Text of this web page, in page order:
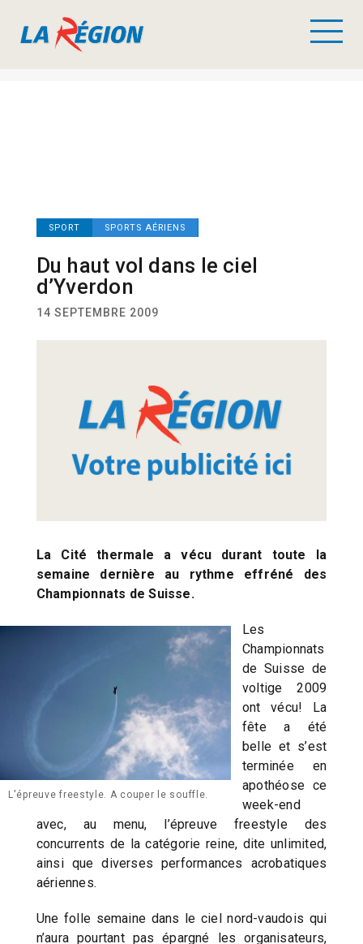
SPORT SPORTS AÉRIENS
Du haut vol dans le ciel
d’Yverdon
14 SEPTEMBRE 2009
La Cité thermale a vécu durant toute la
semaine dernière au rythme effréné des
Championnats de Suisse.
L'épreuve freestyle. A couper le souffle.
Les
Championnats
de Suisse de
voltige 2009
ont vécu! La
fête a été
belle et s’est
terminée en
apothéose ce
week-end
avec, au menu, l’épreuve freestyle des
concurrents de la catégorie reine, dite unlimited,
ainsi que diverses performances acrobatiques
aériennes.
Une folle semaine dans le ciel nord-vaudois qui
n’aura pourtant pas épargné les organisateurs,